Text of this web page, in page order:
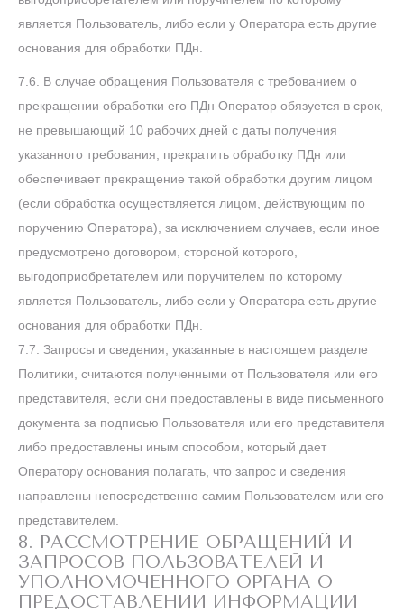
является Пользователь, либо если у Оператора есть другие
основания для обработки ПДн.
7.6. В случае обращения Пользователя с требованием о
прекращении обработки его ПДн Оператор обязуется в срок,
не превышающий 10 рабочих дней с даты получения
указанного требования, прекратить обработку ПДн или
обеспечивает прекращение такой обработки другим лицом
(если обработка осуществляется лицом, действующим по
поручению Оператора), за исключением случаев, если иное
предусмотрено договором, стороной которого,
выгодоприобретателем или поручителем по которому
является Пользователь, либо если у Оператора есть другие
основания для обработки ПДн.
7.7. Запросы и сведения, указанные в настоящем разделе
Политики, считаются полученными от Пользователя или его
представителя, если они предоставлены в виде письменного
документа за подписью Пользователя или его представителя
либо предоставлены иным способом, который дает
Оператору основания полагать, что запрос и сведения
направлены непосредственно самим Пользователем или его
представителем.
8. РАССМОТРЕНИЕ ОБРАЩЕНИЙ И
ЗАПРОСОВ ПОЛЬЗОВАТЕЛЕЙ И
УПОЛНОМОЧЕННОГО ОРГАНА О
ПРЕДОСТАВЛЕНИИ ИНФОРМАЦИИ